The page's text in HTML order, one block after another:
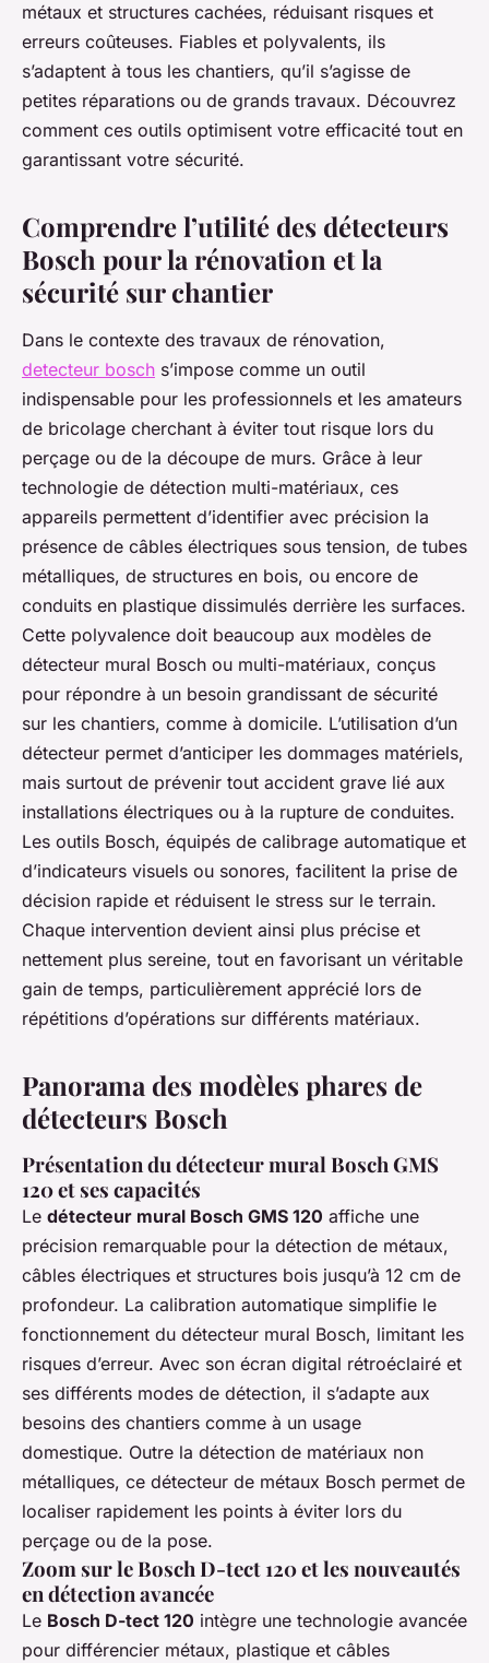
métaux et structures cachées, réduisant risques et
erreurs coûteuses. Fiables et polyvalents, ils
s’adaptent à tous les chantiers, qu’il s’agisse de
petites réparations ou de grands travaux. Découvrez
comment ces outils optimisent votre efficacité tout en
garantissant votre sécurité.
Comprendre l’utilité des détecteurs
Bosch pour la rénovation et la
sécurité sur chantier
Dans le contexte des travaux de rénovation,
detecteur bosch s’impose comme un outil
indispensable pour les professionnels et les amateurs
de bricolage cherchant à éviter tout risque lors du
perçage ou de la découpe de murs. Grâce à leur
technologie de détection multi-matériaux, ces
appareils permettent d’identifier avec précision la
présence de câbles électriques sous tension, de tubes
métalliques, de structures en bois, ou encore de
conduits en plastique dissimulés derrière les surfaces.
Cette polyvalence doit beaucoup aux modèles de
détecteur mural Bosch ou multi-matériaux, conçus
pour répondre à un besoin grandissant de sécurité
sur les chantiers, comme à domicile. L’utilisation d’un
détecteur permet d’anticiper les dommages matériels,
mais surtout de prévenir tout accident grave lié aux
installations électriques ou à la rupture de conduites.
Les outils Bosch, équipés de calibrage automatique et
d’indicateurs visuels ou sonores, facilitent la prise de
décision rapide et réduisent le stress sur le terrain.
Chaque intervention devient ainsi plus précise et
nettement plus sereine, tout en favorisant un véritable
gain de temps, particulièrement apprécié lors de
répétitions d’opérations sur différents matériaux.
Panorama des modèles phares de
détecteurs Bosch
Présentation du détecteur mural Bosch GMS
120 et ses capacités
Le détecteur mural Bosch GMS 120 affiche une
précision remarquable pour la détection de métaux,
câbles électriques et structures bois jusqu’à 12 cm de
profondeur. La calibration automatique simplifie le
fonctionnement du détecteur mural Bosch, limitant les
risques d’erreur. Avec son écran digital rétroéclairé et
ses différents modes de détection, il s’adapte aux
besoins des chantiers comme à un usage
domestique. Outre la détection de matériaux non
métalliques, ce détecteur de métaux Bosch permet de
localiser rapidement les points à éviter lors du
perçage ou de la pose.
Zoom sur le Bosch D-tect 120 et les nouveautés
en détection avancée
Le Bosch D-tect 120 intègre une technologie avancée
pour différencier métaux, plastique et câbles